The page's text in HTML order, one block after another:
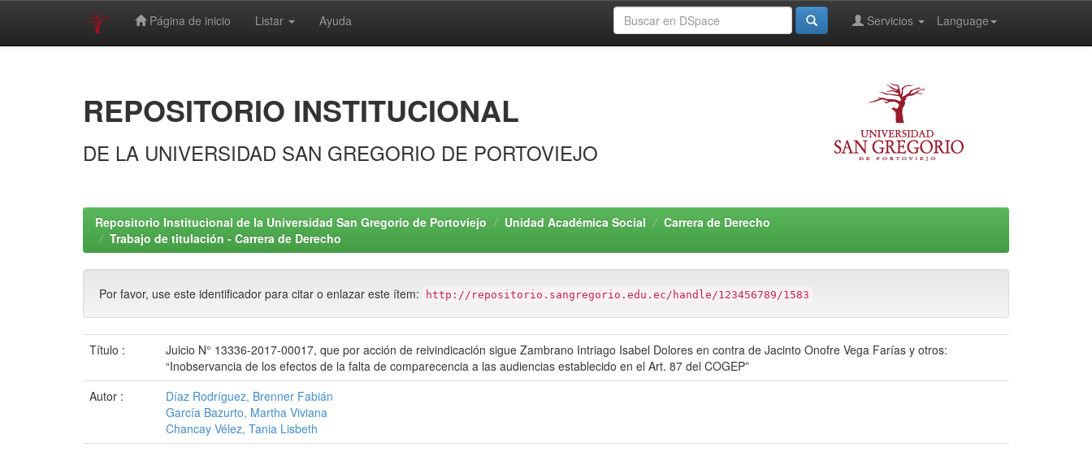
Página de inicio Listar Ayuda Language
Servicios
REPOSITORIO INSTITUCIONAL
DE LA UNIVERSIDAD SAN GREGORIO DE PORTOVIEJO
Repositorio Institucional de la Universidad San Gregorio de Portoviejo Unidad Académica Social
Carrera de Derecho
Trabajo de titulación - Carrera de Derecho
Por favor, use este identificador para citar o enlazar este ítem: http://repositorio.sangregorio.edu.ec/handle/123456789/1583
Título :
Juicio N° 13336-2017-00017, que por acción de reivindicación sigue Zambrano Intriago Isabel Dolores en contra de Jacinto Onofre Vega Farías y otros:
“Inobservancia de los efectos de la falta de comparecencia a las audiencias establecido en el Art. 87 del COGEP”
Autor :
Díaz Rodríguez, Brenner Fabián
García Bazurto, Martha Viviana
Chancay Vélez, Tania Lisbeth